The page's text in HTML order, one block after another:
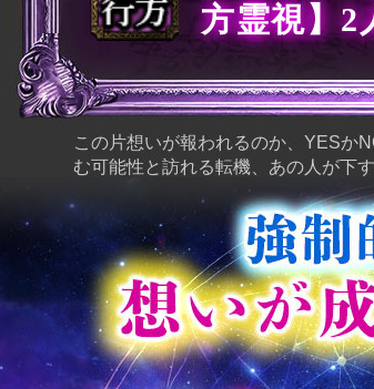
方霊視】2
この片想いが報われるのか、YESか
む可能性と訪れる転機、あの人が下